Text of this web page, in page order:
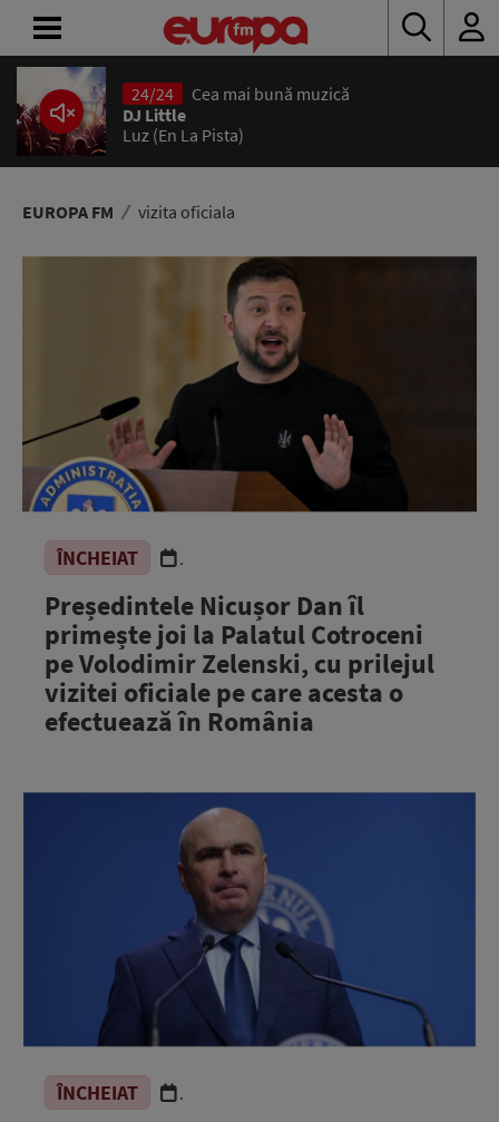
24/24
Cea mai bună muzică
DJ Little
Luz (En La Pista)
EUROPA FM vizita oficiala
ÎNCHEIAT .
Președintele Nicușor Dan îl
primește joi la Palatul Cotroceni
pe Volodimir Zelenski, cu prilejul
vizitei oficiale pe care acesta o
efectuează în România
ÎNCHEIAT .
ACASĂ
ȘTIRI
RADIO
CONCURSURI